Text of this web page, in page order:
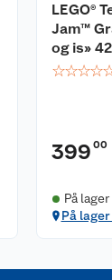
LEGO®
Jam™
og is»
☆☆☆☆
399 00
På
På